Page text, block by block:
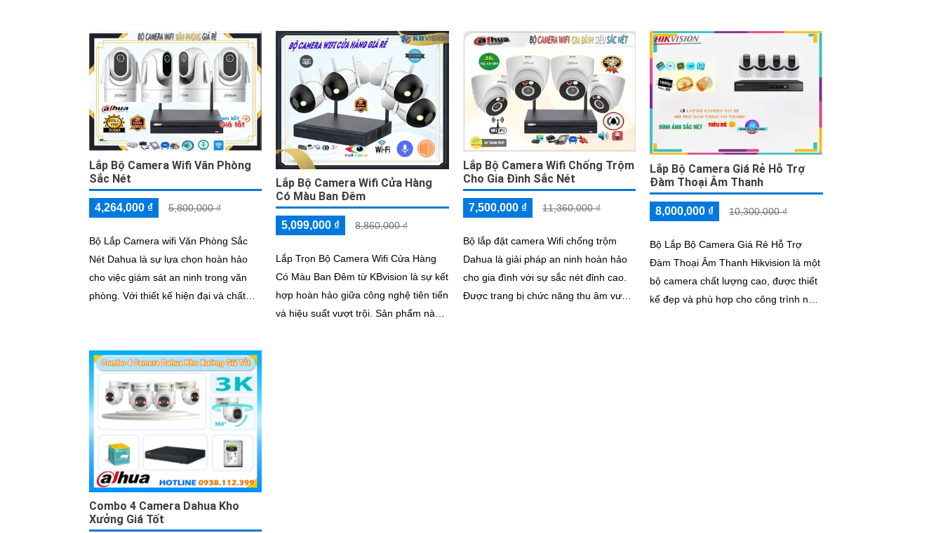
được nâng cấp độ nét đến 2
thu âm tốt và hình ảnh sáng đẹp
từng...
Lắp Bộ Camera Wifi Văn Phòng
Sắc Nét
4,264,000 ₫ 5,800,000 ₫
Bộ Lắp Camera wifi Văn Phòng Sắc
Nét Dahua là sự lựa chọn hoàn hảo
cho việc giám sát an ninh trong văn
phòng. Với thiết kế hiện đại và chất
cách chính xác mà còn mang lại sự
tiện nghi cao
Lắp Bộ Camera Wifi Cửa Hàng
Có Màu Ban Đêm
5,099,000 ₫ 8,860,000 ₫
Lắp Trọn Bộ Camera Wifi Cửa Hàng
Có Màu Ban Đêm từ KBvision là sự kết
hợp hoàn hảo giữa công nghệ tiên tiến
và hiệu suất vượt trội. Sản phẩm này
Lắp Bộ Camera Wifi Chống Trộm
Cho Gia Đình Sắc Nét
7,500,000 ₫ 11,360,000 ₫
Bộ lắp đặt camera Wifi chống trộm
Dahua là giải pháp an ninh hoàn hảo
cho gia đình với sự sắc nét đỉnh cao.
Được trang bị chức năng thu âm vượt
Lắp Bộ Camera Giá Rẻ Hỗ Trợ
Đàm Thoại Âm Thanh
8,000,000 ₫ 10,300,000 ₫
Bộ Lắp Bộ Camera Giá Rẻ Hỗ Trợ
Đàm Thoại Âm Thanh Hikvision là một
bộ camera chất lượng cao, được thiết
kế đẹp và phù hợp cho công trình nhỏ.
Combo 4 Camera Dahua Kho
Xưởng Giá Tốt